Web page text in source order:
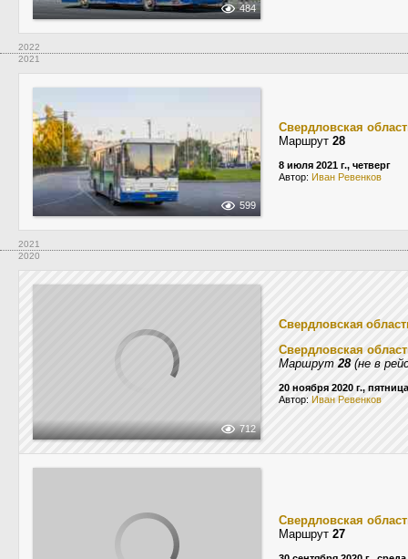
484
2022
2021
599
Свердловская
Маршрут 28
8 июля 2021 г., четверг
Автор: Иван Ревенков
2021
2020
712
Свердловская
Свердловская
Маршрут28(не в
20 ноября 2020 г., пятница
Автор: Иван Ревенков
Свердловская
Маршрут 27